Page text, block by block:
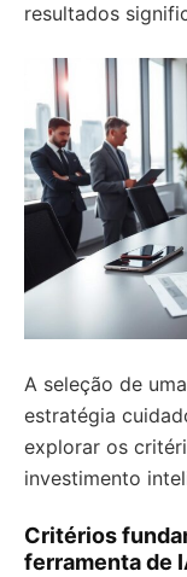
resultados
A seleção de
estratégia
explorar os
investimento
Critérios
ferramenta de